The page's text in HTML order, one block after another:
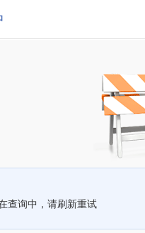
查询中，请刷新重试